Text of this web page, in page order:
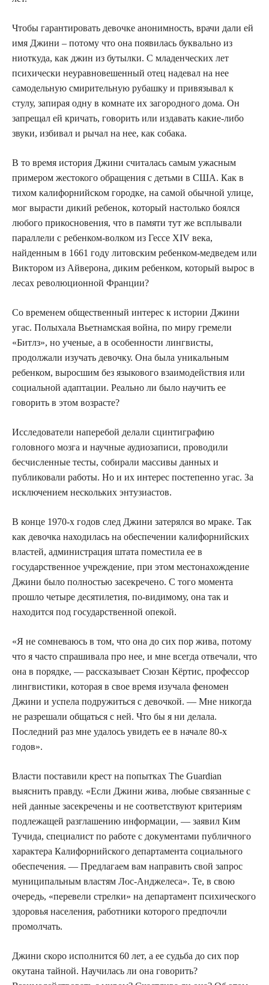
Чтобы гарантировать девочке анонимность, врачи дали ей
имя Джини – потому что она появилась буквально из
ниоткуда, как джин из бутылки. С младенческих лет
психически неуравновешенный отец надевал на нее
самодельную смирительную рубашку и привязывал к
стулу, запирая одну в комнате их загородного дома. Он
запрещал ей кричать, говорить или издавать какие-либо
звуки, избивал и рычал на нее, как собака.
В то время история Джини считалась самым ужасным
примером жестокого обращения с детьми в США. Как в
тихом калифорнийском городке, на самой обычной улице,
мог вырасти дикий ребенок, который настолько боялся
любого прикосновения, что в памяти тут же всплывали
параллели с ребенком-волком из Гессе XIV века,
найденным в 1661 году литовским ребенком-медведем или
Виктором из Айверона, диким ребенком, который вырос в
лесах революционной Франции?
Со временем общественный интерес к истории Джини
угас. Полыхала Вьетнамская война, по миру гремели
«Битлз», но ученые, а в особенности лингвисты,
продолжали изучать девочку. Она была уникальным
ребенком, выросшим без языкового взаимодействия или
социальной адаптации. Реально ли было научить ее
говорить в этом возрасте?
Исследователи наперебой делали сцинтиграфию
головного мозга и научные аудиозаписи, проводили
бесчисленные тесты, собирали массивы данных и
публиковали работы. Но и их интерес постепенно угас. За
исключением нескольких энтузиастов.
В конце 1970-х годов след Джини затерялся во мраке. Так
как девочка находилась на обеспечении калифорнийских
властей, администрация штата поместила ее в
государственное учреждение, при этом местонахождение
Джини было полностью засекречено. С того момента
прошло четыре десятилетия, по-видимому, она так и
находится под государственной опекой.
«Я не сомневаюсь в том, что она до сих пор жива, потому
что я часто спрашивала про нее, и мне всегда отвечали, что
она в порядке, — рассказывает Сюзан Кёртис, профессор
лингвистики, которая в свое время изучала феномен
Джини и успела подружиться с девочкой. — Мне никогда
не разрешали общаться с ней. Что бы я ни делала.
Последний раз мне удалось увидеть ее в начале 80-х
годов».
Власти поставили крест на попытках The Guardian
выяснить правду. «Если Джини жива, любые связанные с
ней данные засекречены и не соответствуют критериям
подлежащей разглашению информации, — заявил Ким
Тучида, специалист по работе с документами публичного
характера Калифорнийского департамента социального
обеспечения. — Предлагаем вам направить свой запрос
муниципальным властям Лос-Анджелеса». Те, в свою
очередь, «перевели стрелки» на департамент психического
здоровья населения, работники которого предпочли
промолчать.
Джини скоро исполнится 60 лет, а ее судьба до сих пор
окутана тайной. Научилась ли она говорить?